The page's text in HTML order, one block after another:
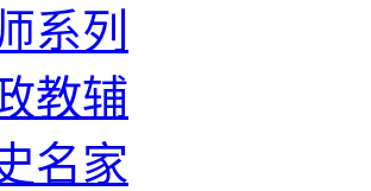
系列
教辅
名家